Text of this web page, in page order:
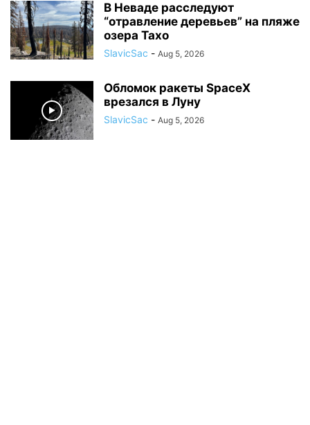
В Неваде расследуют
“отравление деревьев” на пляже
озера Тахо
SlavicSac - Aug 5, 2026
Обломок ракеты SpaceX
врезался в Луну
SlavicSac - Aug 5, 2026